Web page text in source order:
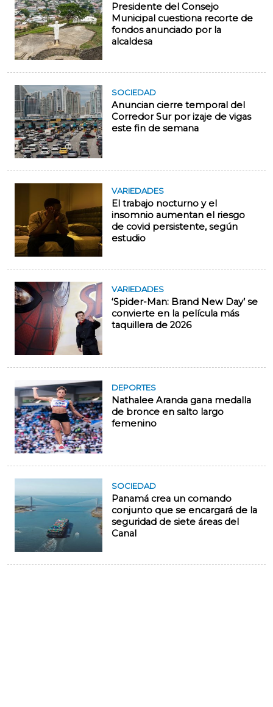
Presidente del Consejo
Municipal cuestiona recorte de
fondos anunciado por la
alcaldesa
SOCIEDAD
Anuncian cierre temporal del
Corredor Sur por izaje de vigas
este fin de semana
VARIEDADES
El trabajo nocturno y el
insomnio aumentan el riesgo
de covid persistente, según
estudio
VARIEDADES
‘Spider-Man: Brand New Day’ se
convierte en la película más
taquillera de 2026
DEPORTES
Nathalee Aranda gana medalla
de bronce en salto largo
femenino
SOCIEDAD
Panamá crea un comando
conjunto que se encargará de la
seguridad de siete áreas del
Canal